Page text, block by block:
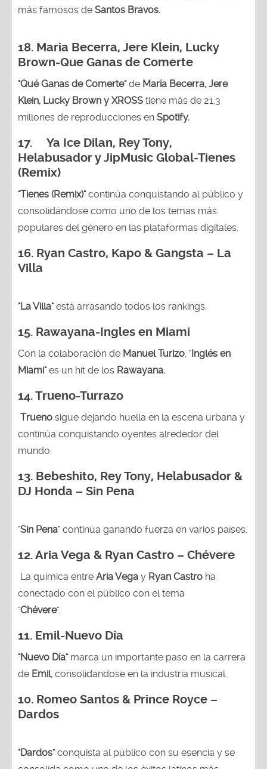
más famosos de Santos Bravos.
18. Maria Becerra, Jere Klein, Lucky
Brown-Que Ganas de Comerte
"Qué Ganas de Comerte"de María Becerra, Jere
Klein, Lucky Brown y XROSS tiene más de 21,3
millones de reproducciones en Spotify.
17. Ya Ice Dilan, Rey Tony,
Helabusador y JipMusic Global-Tienes
(Remix)
"Tienes (Remix)"continúa conquistando al público y
consolidándose como uno de los temas más
populares del género en las plataformas digitales.
16. Ryan Castro, Kapo & Gangsta – La
Villa
"La Villa"está arrasando todos los rankings.
15. Rawayana-Ingles en Miami
Con la colaboración de Manuel Turizo, " Inglés en
Miami"es un hit de los Rawayana.
14.Trueno-Turrazo
Trueno sigue dejando huella en la escena urbana y
continúa conquistando oyentes alrededor del
mundo.
13. Bebeshito, Rey Tony, Helabusador &
DJ Honda – Sin Pena
"Sin Pena" continúa ganando fuerza en varios países.
12. Aria Vega & Ryan Castro – Chévere
La química entre Aria Vega y Ryan Castro ha
conectado con el público con el tema
"Chévere".
11. Emil-Nuevo Día
"Nuevo Día"marca un importante paso en la carrera
de Emil, consolidandose en la industria musical.
10. Romeo Santos & Prince Royce –
Dardos
"Dardos"conquista al público con su esencia y se